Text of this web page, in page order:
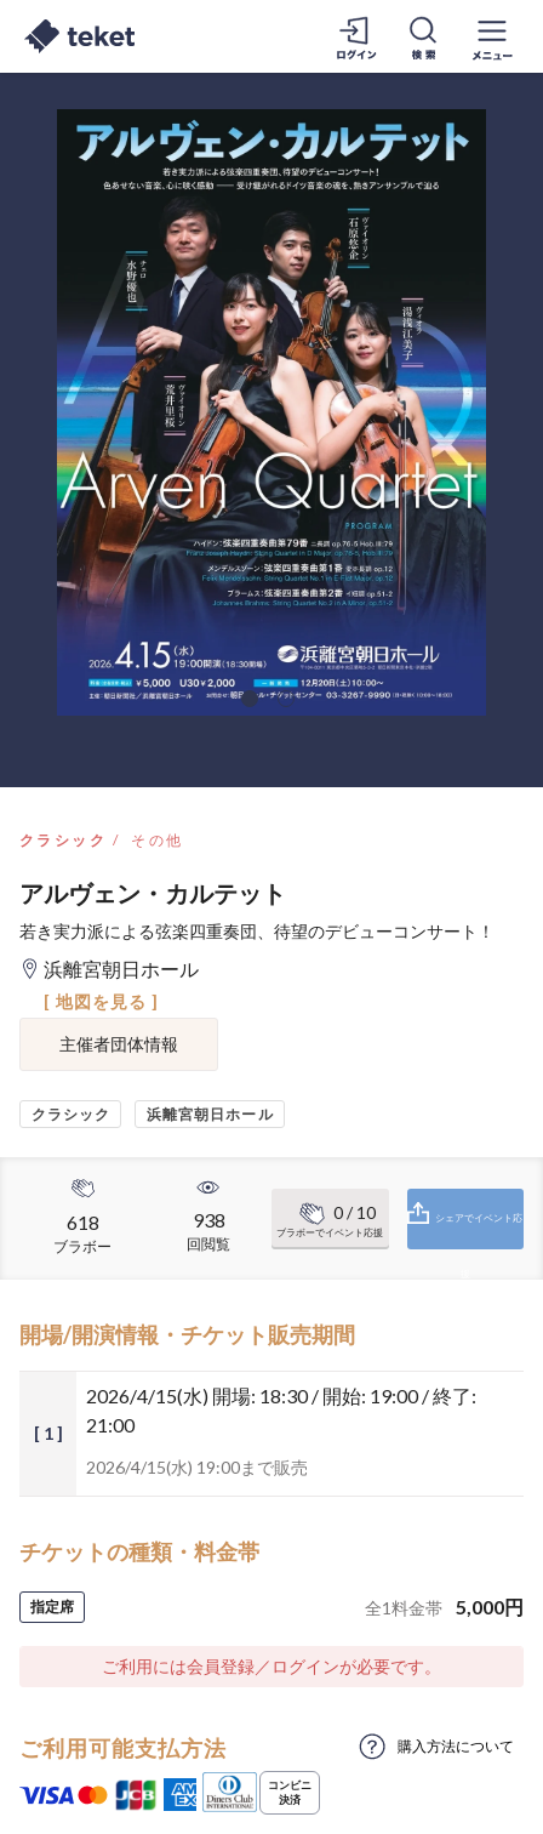
クラシック その他
アルヴェン・カルテット
若き実力派による弦楽四重奏団、待望のデビューコンサート！
浜離宮朝日ホール
[ 地図を見る ]
主催者団体情報
クラシック 浜離宮朝日ホール
618
ブラボー
938
回閲覧
0/ 10
ブラボーでイベント応援
シェアでイベント応
開場/開演情報・チケット販売期間
[ 1 ]
2026/4/15(水) 開場: 18:30 / 開始: 19:00 / 終了:
21:00
2026/4/15(水) 19:00まで販売
チケットの種類・料金帯
指定席 全1料金帯 5,000円
ご利用には会員登録／ログインが必要です。
ご利用可能支払方法 購入方法について